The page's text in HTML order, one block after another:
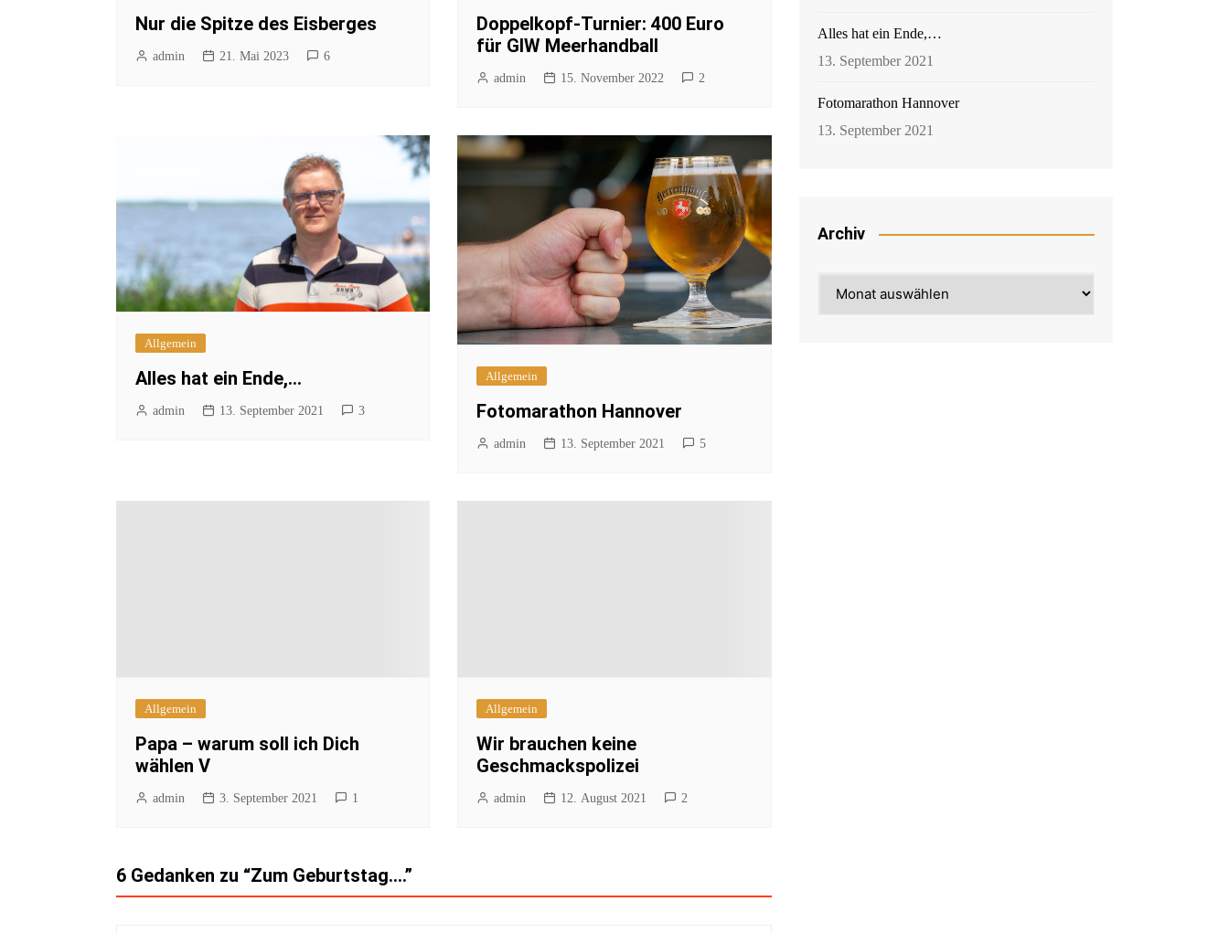
Nur die Spitze des Eisberges
admin 21. Mai 2023 6
Doppelkopf-Turnier: 400 Euro
für GIW Meerhandball
admin 15. November 2022 2
Allgemein
Alles hat ein Ende,…
admin 13. September 2021 3
Allgemein
Fotomarathon Hannover
admin 13. September 2021 5
Allgemein
Papa – warum soll ich Dich
wählen V
admin 3. September 2021 1
Allgemein
Wir brauchen keine
Geschmackspolizei
admin 12. August 2021 2
6 Gedanken zu “Zum Geburtstag….”
Alles hat ein Ende,…
13. September 2021
Fotomarathon Hannover
13. September 2021
Archiv